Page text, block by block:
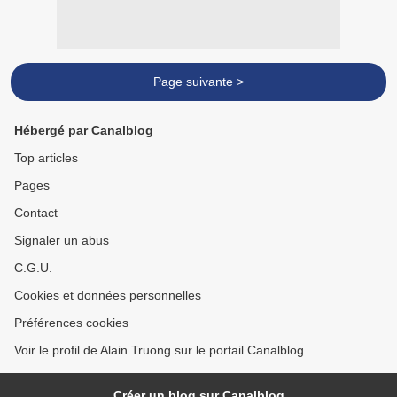
Page suivante >
Hébergé par Canalblog
Top articles
Pages
Contact
Signaler un abus
C.G.U.
Cookies et données personnelles
Préférences cookies
Voir le profil de Alain Truong sur le portail Canalblog